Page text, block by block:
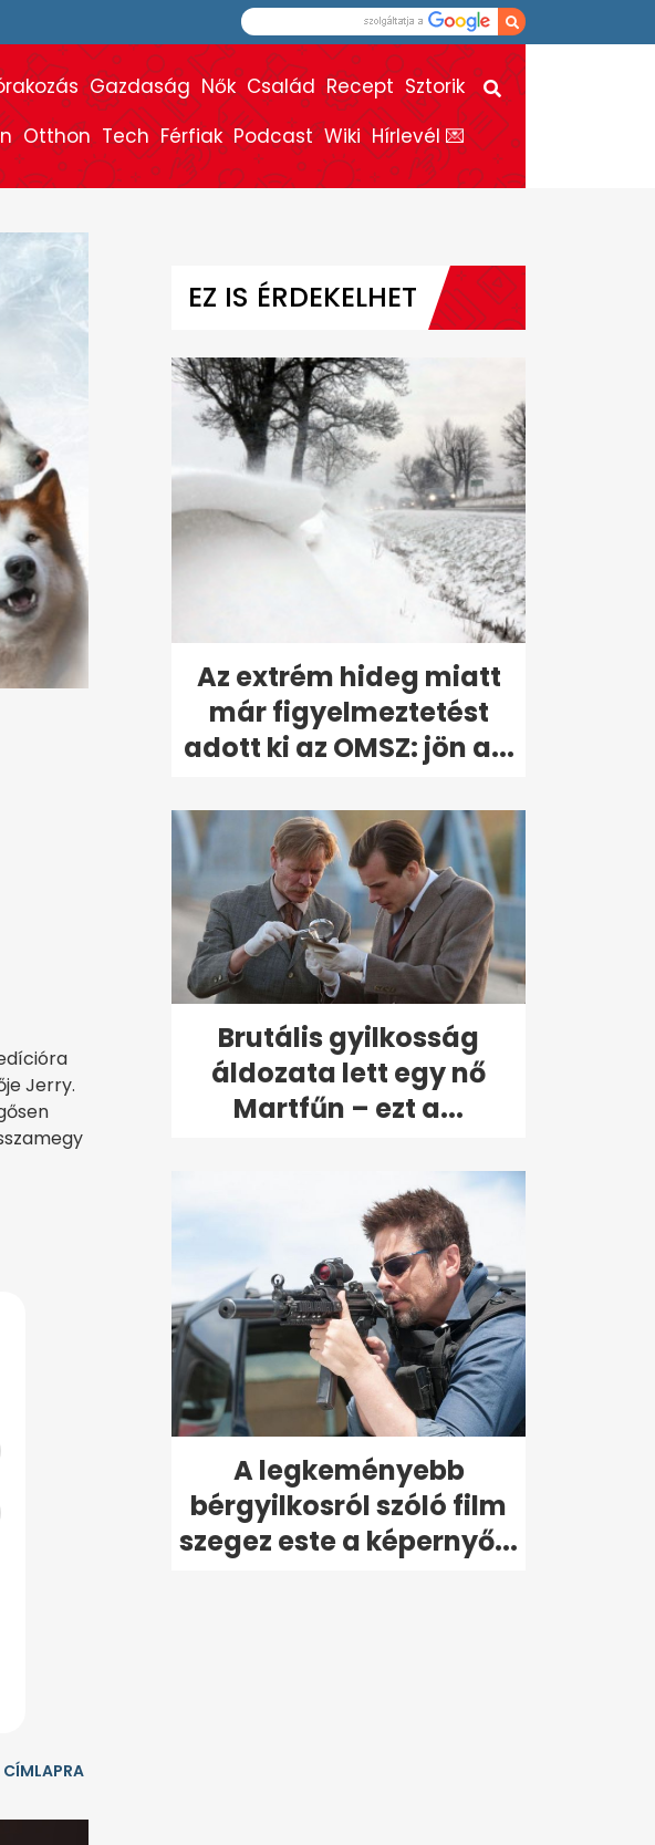
Gazdaság Nők Család Recept Sztorik
Otthon Tech Férfiak Podcast Wiki Hírlevél 💌
Jerry.
EZ IS ÉRDEKELHET
Az extrém hideg miatt
már figyelmeztetést
adott ki az OMSZ: jön a...
Brutális gyilkosság
áldozata lett egy nő
Martfűn – ezt a...
A legkeményebb
bérgyilkosról szóló film
szegez este a képernyő...